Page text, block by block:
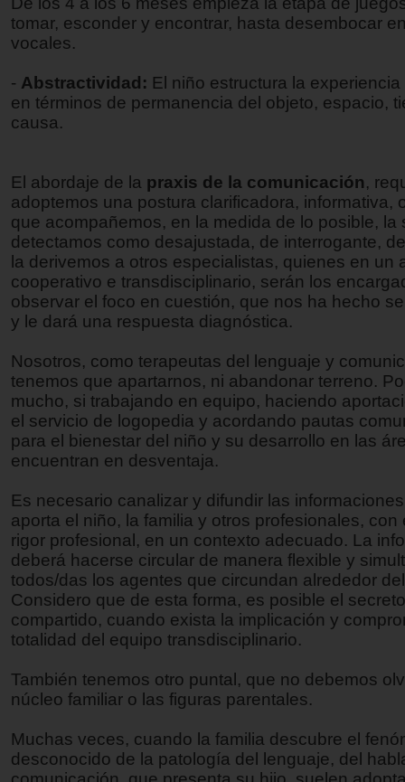
tomar, esconder y encontrar, hasta desembocar
vocales.
- Abstractividad: El niño estructura la
en términos de permanencia del objeto, espacio,
causa.
El abordaje de la praxis de la comunicación,
adoptemos una postura clarificadora, informativa,
que acompañemos, en la medida de lo posible, la
detectamos como desajustada, de interrogante,
la derivemos a otros especialistas, quienes en un
cooperativo e transdisciplinario, serán los
observar el foco en cuestión, que nos ha hecho
y le dará una respuesta diagnóstica.
Nosotros, como terapeutas del lenguaje y
tenemos que apartarnos, ni abandonar terreno.
mucho, si trabajando en equipo, haciendo
el servicio de logopedia y acordando pautas
para el bienestar del niño y su desarrollo en las
encuentran en desventaja.
Es necesario canalizar y difundir las
aporta el niño, la familia y otros profesionales, con
rigor profesional, en un contexto adecuado. La
deberá hacerse circular de manera flexible y
todos/das los agentes que circundan alrededor
Considero que de esta forma, es posible el
compartido, cuando exista la implicación y
totalidad del equipo transdisciplinario.
También tenemos otro puntal, que no debemos
núcleo familiar o las figuras parentales.
Muchas veces, cuando la familia descubre el
desconocido de la patología del lenguaje, del